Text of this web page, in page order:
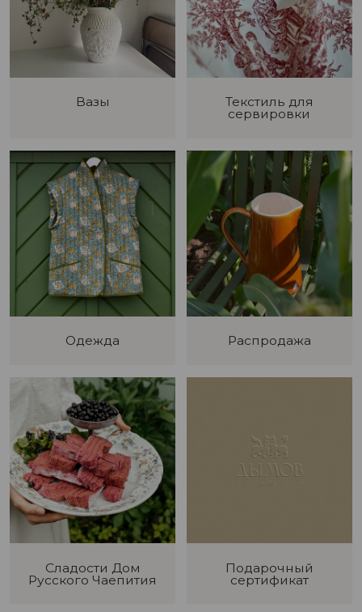
Вазы Текстиль для
сервировки
Одежда Распродажа
Сладости Дом
Русского Чаепития
Подарочный
сертификат